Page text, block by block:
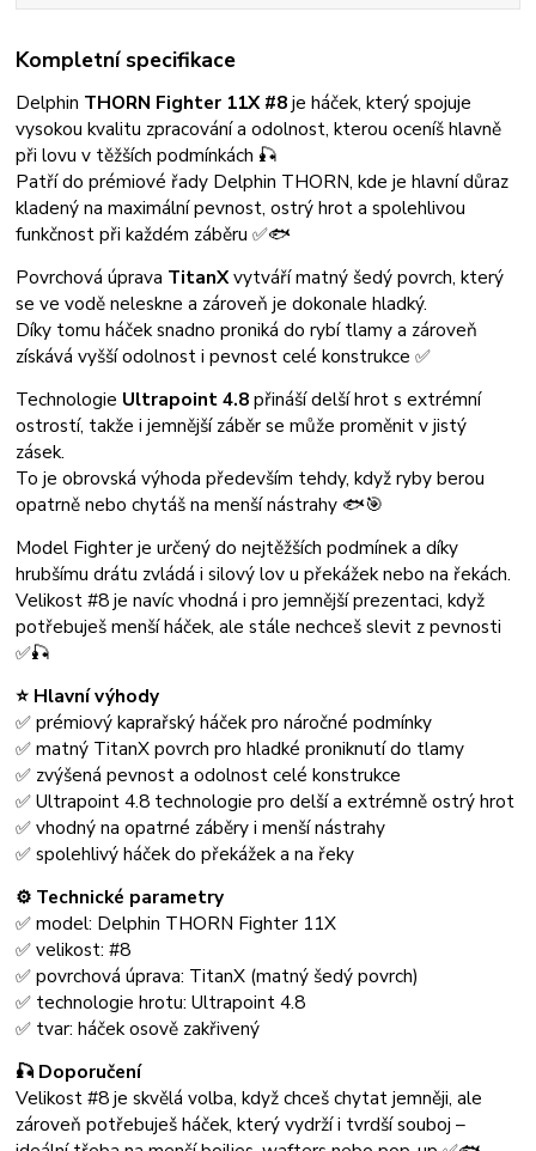
Kompletní specifikace
Delphin THORN Fighter 11X #8je háček, který spojuje
vysokou kvalitu zpracování a odolnost, kterou oceníš hlavně
při lovu v těžších podmínkách 🎣
Patří do prémiové řady Delphin THORN, kde je hlavní důraz
kladený na maximální pevnost, ostrý hrot a spolehlivou
funkčnost při každém záběru ✅🐟
Povrchová úprava TitanXvytváří matný šedý povrch, který
se ve vodě neleskne a zároveň je dokonale hladký.
Díky tomu háček snadno proniká do rybí tlamy a zároveň
získává vyšší odolnost i pevnost celé konstrukce ✅
Technologie Ultrapoint 4.8přináší delší hrot s extrémní
ostrostí, takže i jemnější záběr se může proměnit v jistý
zásek.
To je obrovská výhoda především tehdy, když ryby berou
opatrně nebo chytáš na menší nástrahy 🐟🎯
Model Fighter je určený do nejtěžších podmínek a díky
hrubšímu drátu zvládá i silový lov u překážek nebo na řekách.
Velikost #8 je navíc vhodná i pro jemnější prezentaci, když
potřebuješ menší háček, ale stále nechceš slevit z pevnosti
✅🎣
⭐ Hlavní výhody
✅ prémiový kaprařský háček pro náročné podmínky
✅ matný TitanX povrch pro hladké proniknutí do tlamy
✅ zvýšená pevnost a odolnost celé konstrukce
✅ Ultrapoint 4.8 technologie pro delší a extrémně ostrý hrot
✅ vhodný na opatrné záběry i menší nástrahy
✅ spolehlivý háček do překážek a na řeky
⚙️ Technické parametry
✅ model: Delphin THORN Fighter 11X
✅ velikost: #8
✅ povrchová úprava: TitanX (matný šedý povrch)
✅ technologie hrotu: Ultrapoint 4.8
✅ tvar: háček osově zakřivený
🎣 Doporučení
Velikost #8 je skvělá volba, když chceš chytat jemněji, ale
zároveň potřebuješ háček, který vydrží i tvrdší souboj –